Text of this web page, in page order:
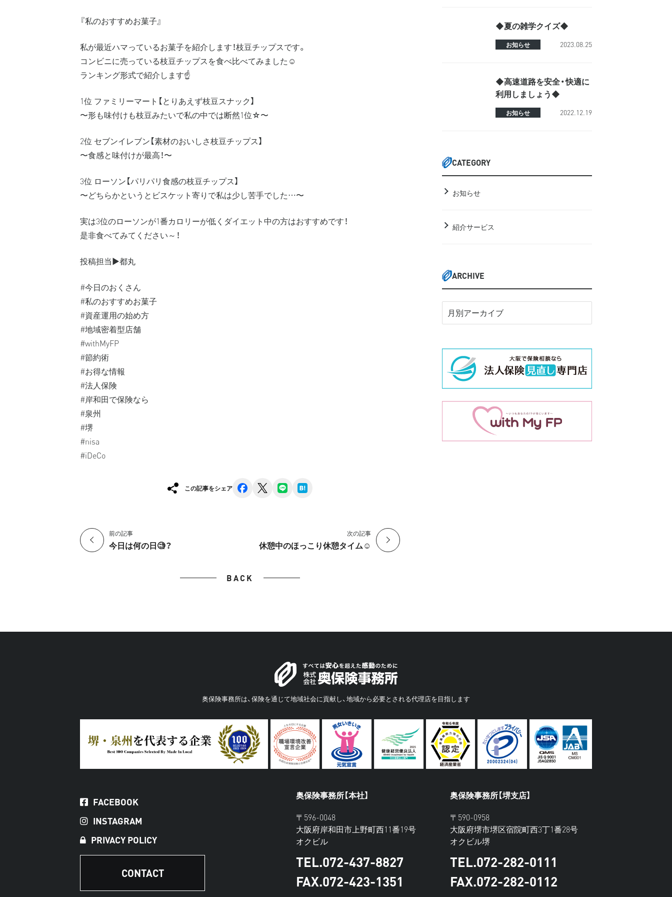
『私のおすすめお菓子』
私が最近ハマっているお菓子を紹介します！枝豆チップスです。
コンビニに売っている枝豆チップスを食べ比べてみました☺
ランキング形式で紹介します☝️
1位 ファミリーマート【とりあえず枝豆スナック】
〜形も味付けも枝豆みたいで私の中では断然1位☆〜
2位 セブンイレブン【素材のおいしさ枝豆チップス】
〜食感と味付けが最高！〜
3位 ローソン【パリパリ食感の枝豆チップス】
〜どちらかというとビスケット寄りで私は少し苦手でした…〜
実は3位のローソンが1番カロリーが低くダイエット中の方はおすすめです！
是非食べてみてください～！
投稿担当▶️都丸
#今日のおくさん
#私のおすすめお菓子
#資産運用の始め方
#地域密着型店舗
#withMyFP
#節約術
#お得な情報
#法人保険
#岸和田で保険なら
#泉州
#堺
#nisa
#iDeCo
この記事をシェア facebook line
前の記事
今日は何の日🧐？
次の記事
休憩中のほっこり休憩タイム☺︎
BACK
◆夏の雑学クイズ◆
お知らせ 2023.08.25
◆高速道路を安全・快適に
利用しましょう◆
お知らせ 2022.12.19
CATEGORY
お知らせ
紹介サービス
ARCHIVE
奥保険事務所は、保険を通じて地域社会に貢献し、地域から必要とされる代理店を目指します
FACEBOOK
INSTAGRAM
PRIVACY POLICY
CONTACT
奥保険事務所【本社】
〒596-0048
大阪府岸和田市上野町西11番19号
オクビル
TEL.072-437-8827
FAX.072-423-1351
奥保険事務所【堺支店】
〒590-0958
大阪府堺市堺区宿院町西3丁1番28号
オクビル堺
TEL.072-282-0111
FAX.072-282-0112